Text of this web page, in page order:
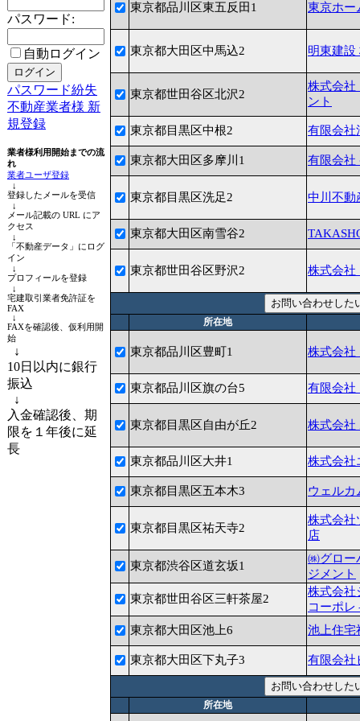
パスワード:
自動ログイン
パスワード紛失
不動産業者様 新
規登録
業者様利用開始までの流
れ
業者ユーザ登録
↓
登録したメールを受信
↓
メール記載の URL にア
クセス
↓
「不動産データ」にログ
イン
↓
プロフィールを登録
↓
宅建取引業者免許証を
FAX
↓
FAXを確認後、仮利用開
始
↓
10日以内に銀行
振込
↓
入金確認後、期
限を１年後に延
長
東京都品川区東五反田1 東京ホー
東京都大田区中馬込2 明東建設
東京都世田谷区北沢2
株式会社
ント
東京都目黒区中根2 有限会社
東京都大田区多摩川1 有限会社
東京都目黒区洗足2 中川不動
東京都大田区南雪谷2
東京都世田谷区野沢2 株式会社
所在地
東京都品川区豊町1 株式会社
東京都品川区旗の台5 有限会社
東京都目黒区自由が丘2 株式会社
東京都品川区大井1 株式会社
東京都目黒区五本木3 ウェルカ
東京都目黒区祐天寺2
株式会社
店
東京都渋谷区道玄坂1
㈱グロー
ジメント
東京都世田谷区三軒茶屋2
株式会社
コーポレ
東京都大田区池上6
池上住宅
東京都大田区下丸子3 有限会社
所在地